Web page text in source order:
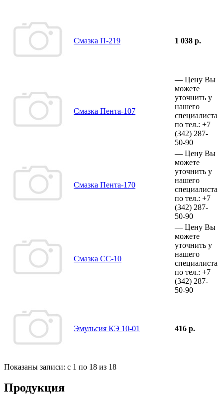
Смазка П-219 1 038 р.
Смазка Пента-107
— Цену Вы
можете
уточнить у
нашего
специалиста
по тел.: +7
(342) 287-
50-90
Смазка Пента-170
— Цену Вы
можете
уточнить у
нашего
специалиста
по тел.: +7
(342) 287-
50-90
Смазка СС-10
— Цену Вы
можете
уточнить у
нашего
специалиста
по тел.: +7
(342) 287-
50-90
Эмульсия КЭ 10-01 416 р.
Показаны записи: с 1 по 18 из 18
Продукция